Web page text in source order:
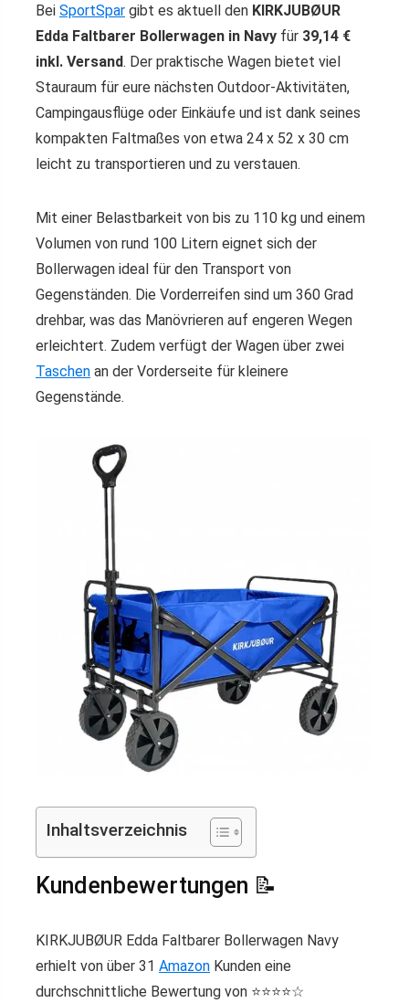
Bei SportSpar gibt es aktuell den KIRKJUBØUR
Edda Faltbarer Bollerwagen in Navy für 39,14 €
inkl. Versand. Der praktische Wagen bietet viel
Stauraum für eure nächsten Outdoor-Aktivitäten,
Campingausflüge oder Einkäufe und ist dank seines
kompakten Faltmaßes von etwa 24 x 52 x 30 cm
leicht zu transportieren und zu verstauen.
Mit einer Belastbarkeit von bis zu 110 kg und einem
Volumen von rund 100 Litern eignet sich der
Bollerwagen ideal für den Transport von
Gegenständen. Die Vorderreifen sind um 360 Grad
drehbar, was das Manövrieren auf engeren Wegen
erleichtert. Zudem verfügt der Wagen über zwei
Taschen an der Vorderseite für kleinere
Gegenstände.
Inhaltsverzeichnis
Kundenbewertungen 📝
KIRKJUBØUR Edda Faltbarer Bollerwagen Navy
erhielt von über 31 Amazon Kunden eine
durchschnittliche Bewertung von ⭐️⭐️⭐️⭐️☆